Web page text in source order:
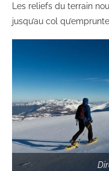
Les reliefs du terrain
jusqu’au col